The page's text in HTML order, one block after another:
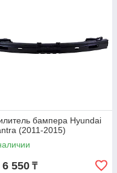
бампера Hyundai
(2011-2015)
6 550 ₸